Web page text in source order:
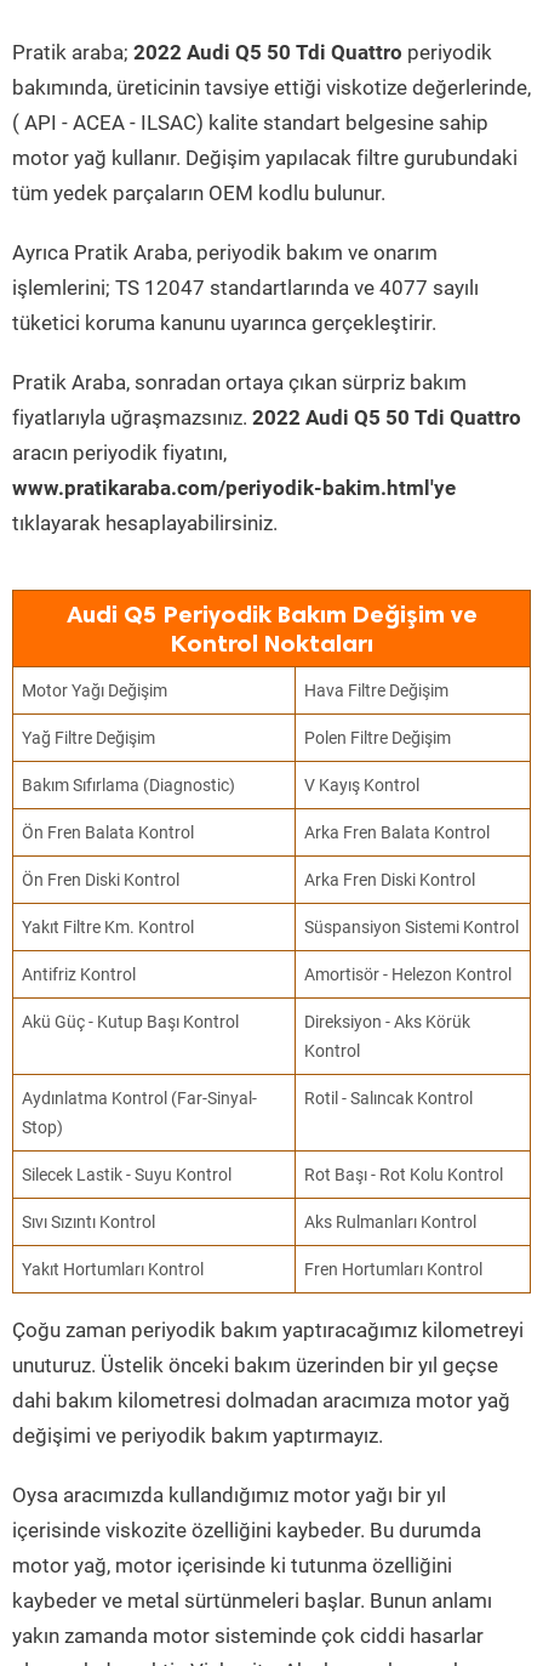
Pratik araba; 2022 Audi Q5 50 Tdi Quattro periyodik
bakımında, üreticinin tavsiye ettiği viskotize değerlerinde,
( API - ACEA - ILSAC) kalite standart belgesine sahip
motor yağ kullanır. Değişim yapılacak filtre gurubundaki
tüm yedek parçaların OEM kodlu bulunur.
Ayrıca Pratik Araba, periyodik bakım ve onarım
işlemlerini; TS 12047 standartlarında ve 4077 sayılı
tüketici koruma kanunu uyarınca gerçekleştirir.
Pratik Araba, sonradan ortaya çıkan sürpriz bakım
fiyatlarıyla uğraşmazsınız. 2022 Audi Q5 50 Tdi Quattro
aracın periyodik fiyatını,
www.pratikaraba.com/periyodik-bakim.html'ye
tıklayarak hesaplayabilirsiniz.
Audi Q5 Periyodik Bakım Değişim ve
Kontrol Noktaları
Motor Yağı Değişim Hava Filtre Değişim
Yağ Filtre Değişim Polen Filtre Değişim
Bakım Sıfırlama (Diagnostic) V Kayış Kontrol
Ön Fren Balata Kontrol Arka Fren Balata Kontrol
Ön Fren Diski Kontrol Arka Fren Diski Kontrol
Yakıt Filtre Km. Kontrol Süspansiyon Sistemi Kontrol
Antifriz Kontrol Amortisör - Helezon Kontrol
Akü Güç - Kutup Başı Kontrol
Direksiyon - Aks Körük
Kontrol
Aydınlatma Kontrol (Far-Sinyal-
Stop)
Rotil - Salıncak Kontrol
Silecek Lastik - Suyu Kontrol Rot Başı - Rot Kolu Kontrol
Sıvı Sızıntı Kontrol Aks Rulmanları Kontrol
Yakıt Hortumları Kontrol Fren Hortumları Kontrol
Çoğu zaman periyodik bakım yaptıracağımız kilometreyi
unuturuz. Üstelik önceki bakım üzerinden bir yıl geçse
dahi bakım kilometresi dolmadan aracımıza motor yağ
değişimi ve periyodik bakım yaptırmayız.
Oysa aracımızda kullandığımız motor yağı bir yıl
içerisinde viskozite özelliğini kaybeder. Bu durumda
motor yağ, motor içerisinde ki tutunma özelliğini
kaybeder ve metal sürtünmeleri başlar. Bunun anlamı
yakın zamanda motor sisteminde çok ciddi hasarlar